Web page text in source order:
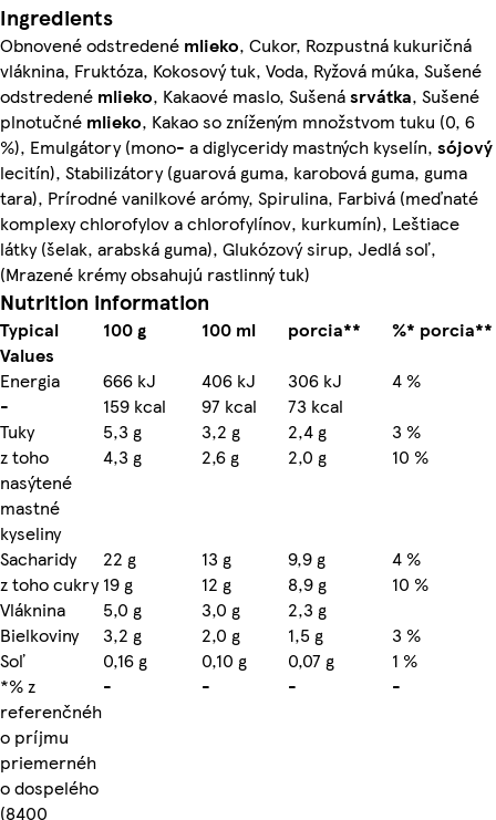
Ingredients
Obnovené odstredené mlieko, Cukor, Rozpustná kukuričná
vláknina, Fruktóza, Kokosový tuk, Voda, Ryžová múka, Sušené
odstredené mlieko, Kakaové maslo, Sušenásrvátka, Sušené
plnotučné mlieko, Kakao so zníženým množstvom tuku (0, 6
%), Emulgátory (mono- a diglyceridy mastných kyselín, sójový
lecitín), Stabilizátory (guarová guma, karobová guma, guma
tara), Prírodné vanilkové arómy, Spirulina, Farbivá (meďnaté
komplexy chlorofylov a chlorofylínov, kurkumín), Leštiace
látky (šelak, arabská guma), Glukózový sirup, Jedlá soľ,
(Mrazené krémy obsahujú rastlinný tuk)
Nutrition information
Typical
Values
100 g 100 ml porcia**
%* porcia**
Energia
666 kJ 406 kJ 306 kJ
4 %
-
159 kcal 97 kcal
73 kcal
Tuky
5,3 g 3,2 g 2,4 g
3 %
z toho
nasýtené
mastné
kyseliny
4,3 g 2,6 g 2,0 g 10 %
Sacharidy 22 g 13 g 9,9 g
4 %
z toho cukry 19 g 12 g 8,9 g
10 %
Vláknina
5,0 g 3,0 g
2,3 g
Bielkoviny
3,2 g 2,0 g 1,5 g
3 %
Soľ
0,16 g 0,10 g 0,07 g
1 %
*% z
referenčnéh
o príjmu
priemernéh
o dospelého
(8400
- - - -